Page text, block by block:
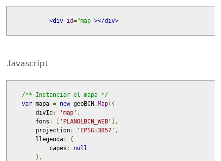
<div id="map"></div>
Javascript
/** Instanciar el mapa */
var mapa = new geoBCN.Map({
        divId
: 'map' ,
        fons
: [ 'PLANOLBCN_WEB' ],
        projection
: 'EPSG:3857' ,
        llegenda
:
{
            capes
:
null
},